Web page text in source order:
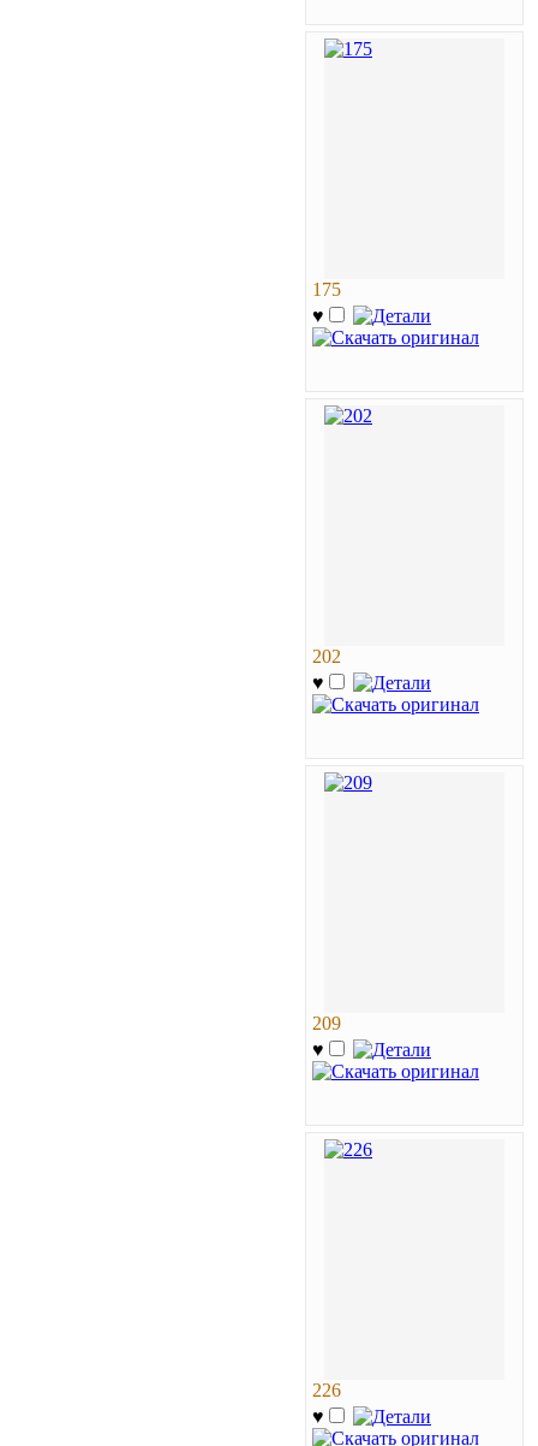
175
♥
202
♥
209
♥
226
♥